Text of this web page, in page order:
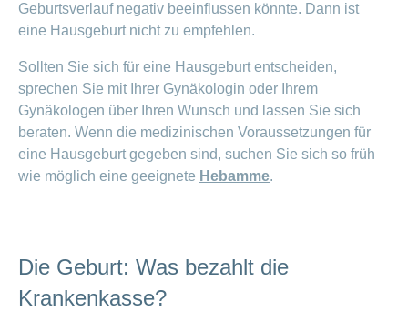
Geburtsverlauf negativ beeinflussen könnte. Dann ist
eine Hausgeburt nicht zu empfehlen.
Sollten Sie sich für eine Hausgeburt entscheiden,
sprechen Sie mit Ihrer Gynäkologin oder Ihrem
Gynäkologen über Ihren Wunsch und lassen Sie sich
beraten. Wenn die medizinischen Voraussetzungen für
eine Hausgeburt gegeben sind, suchen Sie sich so früh
wie möglich eine geeignete Hebamme.
Die Geburt: Was bezahlt die
Krankenkasse?